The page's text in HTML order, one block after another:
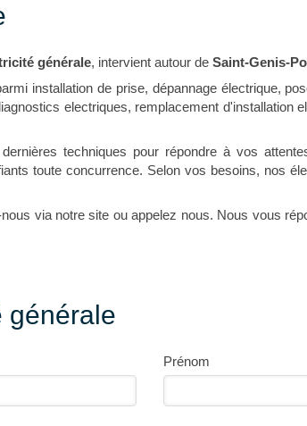
générale, intervient autour de Saint-Genis-
installation de prise, dépannage électrique,
electriques, remplacement d'installation
techniques pour répondre à vos
toute concurrence. Selon vos besoins, nos
via notre site ou appelez nous. Nous vous
générale
Prénom